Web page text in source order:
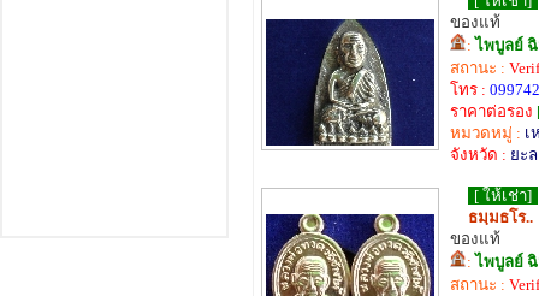
ของแท้
: ไพบูลย์
สถานะ :
โทร :
ราคาต่อรอง
หมวดหมู่ : เ
จังหวัด : ยะ
[ ให้เช่า]
ธมฺมธโร..
ของแท้
: ไพบูลย์
สถานะ :